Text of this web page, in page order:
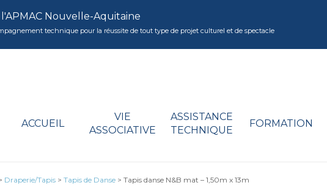
Nouvelle-Aquitaine
technique pour la réussite de tout type de projet culturel et de spectacle
ACCUEIL
VIE
ASSOCIATIVE
ASSISTANCE
TECHNIQUE
FORMATION
Draperie/Tapis > Tapis de Danse > Tapis danse N&B mat – 1,50m x 13m